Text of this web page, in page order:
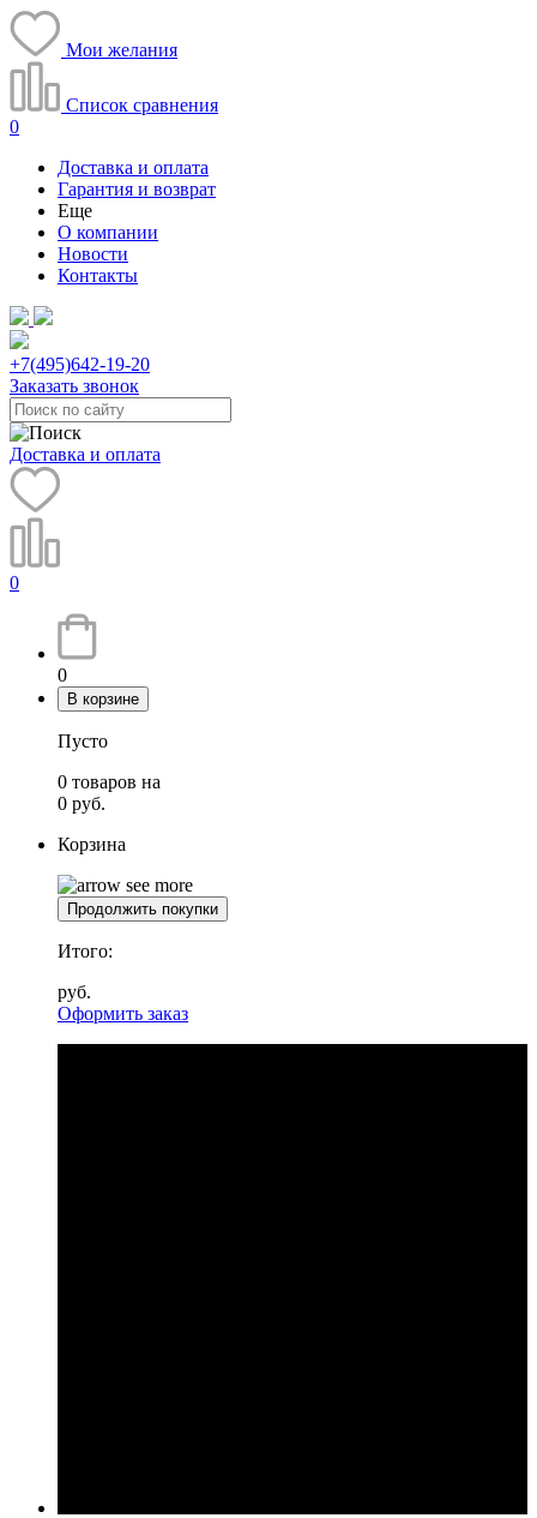
Мои желания
Список сравнения
0
Доставка и оплата
Гарантия и возврат
Еще
О компании
Новости
Контакты
+7(495)642-19-20
Заказать звонок
Доставка и оплата
0
0
В корзине
Пусто
0 товаров на
0 руб.
Корзина
Продолжить покупки
Итого:
руб.
Оформить заказ